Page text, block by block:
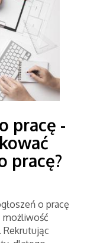
pracę -
pracę?
o pracę
możliwość
Rekrutując